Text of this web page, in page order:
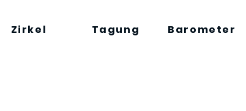
Zirkel Tagung Barometer